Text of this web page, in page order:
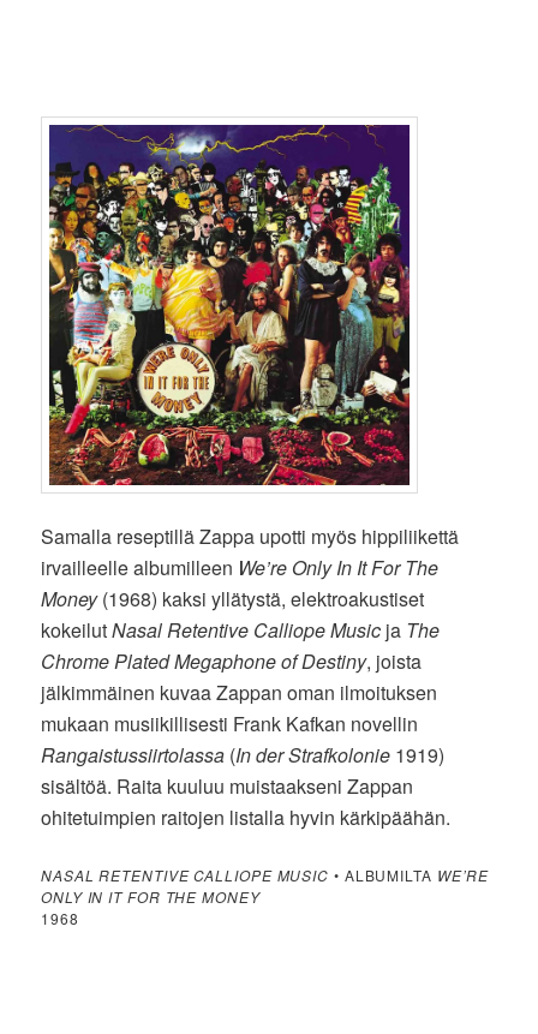
Samalla reseptillä Zappa upotti myös hippiliikettä
irvailleelle albumilleen We’re Only In It For The
Money(1968) kaksi yllätystä, elektroakustiset
kokeilutNasal Retentive Calliope Music ja The
Chrome Plated Megaphone of Destiny, joista
jälkimmäinen kuvaa Zappan oman ilmoituksen
mukaan musiikillisesti Frank Kafkan novellin
Rangaistussiirtolassa (In der Strafkolonie 1919)
sisältöä. Raita kuuluu muistaakseni Zappan
ohitetuimpien raitojen listalla hyvin kärkipäähän.
NASAL RETENTIVE CALLIOPE MUSIC • ALBUMILTA WE’RE
ONLY IN IT FOR THE MONEY
1968